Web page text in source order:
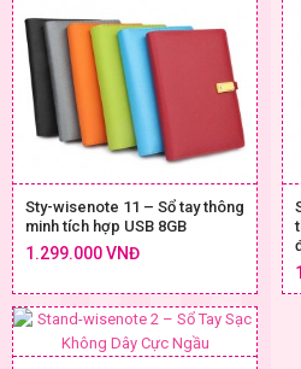
Sty-wisenote 11 – Sổ tay thông
minh tích hợp USB 8GB
1.299.000 VNĐ